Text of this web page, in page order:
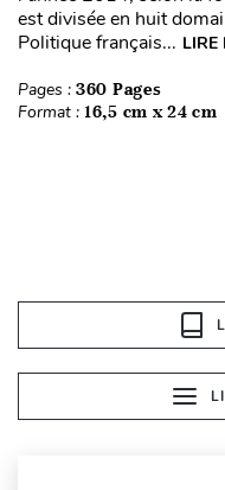
est divisée en huit
Politique français... LIRE
Pages : 360 Pages
Format : 16,5 cm x 24 cm